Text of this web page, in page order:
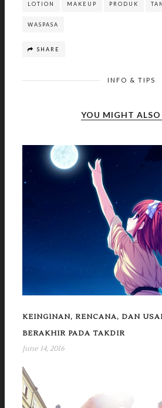
LOTION MAKEUP PRODUK
WASPASA
SHARE
INFO & TIPS
YOU MIGHT ALSO
KEINGINAN, RENCANA, DAN
BERAKHIR PADA TAKDIR
June 14, 2016